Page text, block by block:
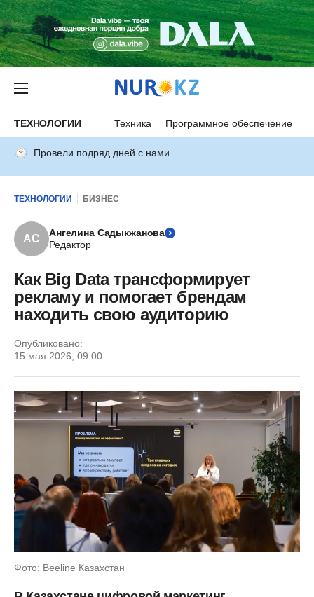
ТЕХНОЛОГИИ Техника Программное обеспечение
Провели подряд дней с нами
ТЕХНОЛОГИИ БИЗНЕС
АС
Ангелина Садыкжанова
Редактор
Как Big Data трансформирует
рекламу и помогает брендам
находить свою аудиторию
Опубликовано:
15 мая 2026, 09:00
Фото: Beeline Казахстан